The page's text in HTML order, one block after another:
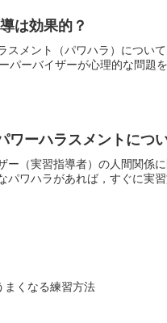
は効果的？
メント（パワハラ）につい
パーバイザーが心理的な問題
ワーハラスメントにつ
（実習指導者）の人間関係
パワハラがあれば，すぐに実
まくなる練習方法